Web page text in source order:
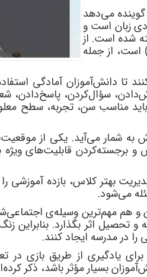
میدهد
زبان است و
شده است. از
است، از جمله
تا دانشآموزان آمادگی
دادن، سؤالکردن، پاسخدادن،
مناسب سن، تجربه، سطح
به شمار میآید. یکی از موقعیت
و برجستهکردن قابلیتهای ویژه
بهتر کلاس، بازده آموزشی
میشود.
و هم مهمترین وسیلهی اجتماعی
و تحصیل اثر بگذارد.
در مدرسه ایجاد کنند.
یادگیری از طریق بازی در
آموزان بسیار مؤثر باشد، ذکر کرده